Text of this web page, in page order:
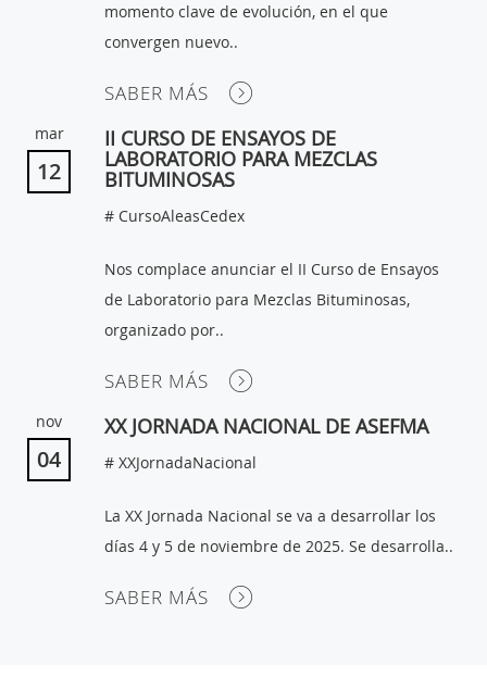
momento clave de evolución, en el que
convergen nuevo..
SABER MÁS
mar
12
II CURSO DE ENSAYOS DE
LABORATORIO PARA MEZCLAS
BITUMINOSAS
# CursoAleasCedex
Nos complace anunciar el II Curso de Ensayos
de Laboratorio para Mezclas Bituminosas,
organizado por..
SABER MÁS
nov
04
XX JORNADA NACIONAL DE ASEFMA
# XXJornadaNacional
La XX Jornada Nacional se va a desarrollar los
días 4 y 5 de noviembre de 2025. Se desarrolla..
SABER MÁS